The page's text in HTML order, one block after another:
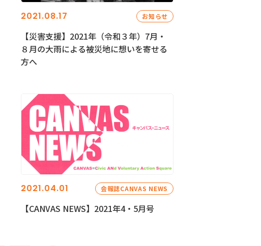
2021.08.17 お知らせ
【災害支援】2021年（令和３年）7月・
８月の大雨による被災地に想いを寄せる
方へ
2021.04.01 会報誌CANVAS NEWS
【CANVAS NEWS】2021年4・5月号